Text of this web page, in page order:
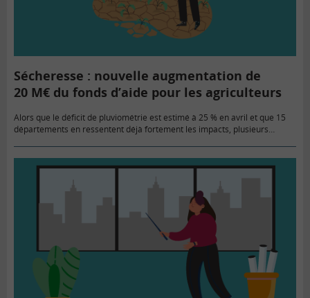
Sécheresse : nouvelle augmentation de
20 M€ du fonds d’aide pour les agriculteurs
Alors que le déficit de pluviométrie est estimé à 25 % en avril et que 15
départements en ressentent déjà fortement les impacts, plusieurs